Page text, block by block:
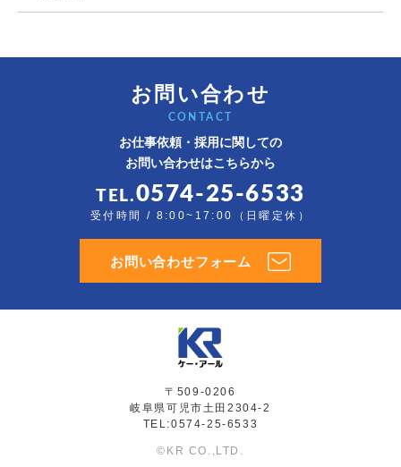
お問い合わせ
CONTACT
お仕事依頼・採用に関しての
お問い合わせはこちらから
TEL.0574-25-6533
受付時間 / 8:00~17:00（日曜定休）
お問い合わせフォーム
〒509-0206
岐阜県可児市土田2304-2
TEL:0574-25-6533
©KR CO.,LTD.